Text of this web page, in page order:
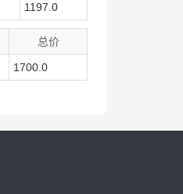
1197.0
总价
1700.0